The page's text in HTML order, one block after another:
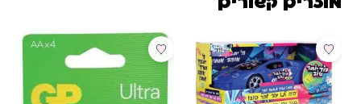
מבצע